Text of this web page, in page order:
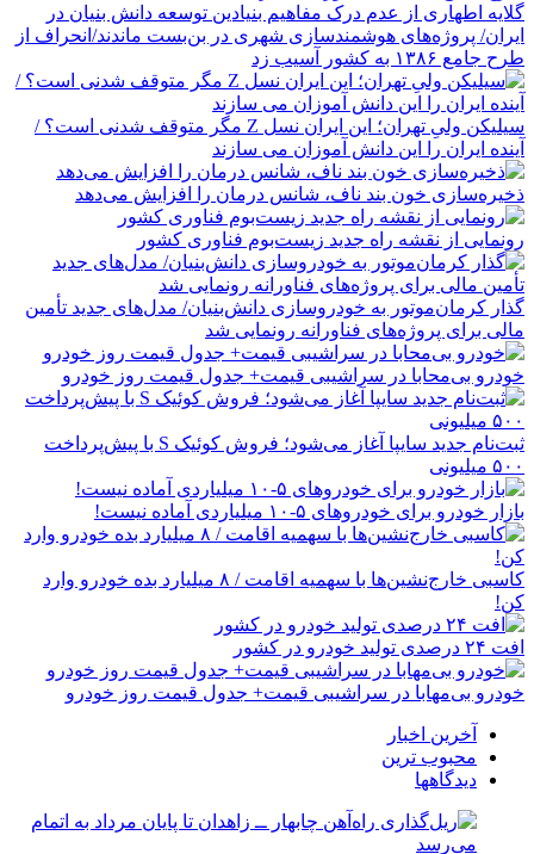
گلایه اطهاری از عدم درک مفاهیم بنیادین توسعه دانش بنیان در
ایران/ پروژه‌های هوشمندسازی شهری در بن‌بست ماندند/انحراف از
طرح جامع ۱۳۸۶ به کشور آسیب زد
سیلیکن ولیِ تهران؛ این ایران نسل Z مگر متوقف شدنی است؟ /
آینده ایران را این دانش آموزان می سازند
ذخیره‌سازی خون بند ناف، شانس درمان را افزایش می‌دهد
رونمایی از نقشه راه جدید زیست‌بوم فناوری کشور
گذار کرمان‌موتور به خودروسازی دانش‌بنیان/ مدل‌های جدید تأمین
مالی برای پروژه‌های فناورانه رونمایی شد
خودرو بی‌محابا در سراشیبی قیمت+ جدول قیمت روز خودرو
ثبت‌نام جدید سایپا آغاز می‌شود؛ فروش کوئیک S با پیش‌پرداخت
۵۰۰ میلیونی
بازار خودرو برای خودروهای ۵-۱۰ میلیاردی آماده نیست!
کاسبی خارج‌نشین‌ها با سهمیه اقامت / ۸ میلیارد بده خودرو وارد
کن!
افت ۲۴ درصدی تولید خودرو در کشور
خودرو بی‌مهابا در سراشیبی قیمت+ جدول قیمت روز خودرو
آخرین اخبار
محبوب ترین
دیدگاهها